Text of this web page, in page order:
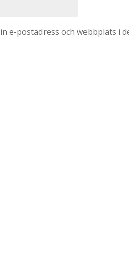
e-postadress och webbplats i